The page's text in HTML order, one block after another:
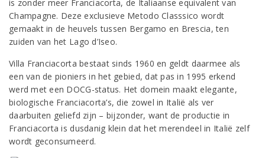
is zonder meer Franciacorta, de Italiaanse equivalent van
Champagne. Deze exclusieve Metodo Classsico wordt
gemaakt in de heuvels tussen Bergamo en Brescia, ten
zuiden van het Lago d’Iseo.
Villa Franciacorta bestaat sinds 1960 en geldt daarmee als
een van de pioniers in het gebied, dat pas in 1995 erkend
werd met een DOCG-status. Het domein maakt elegante,
biologische Franciacorta’s, die zowel in Italië als ver
daarbuiten geliefd zijn – bijzonder, want de productie in
Franciacorta is dusdanig klein dat het merendeel in Italië zelf
wordt geconsumeerd.